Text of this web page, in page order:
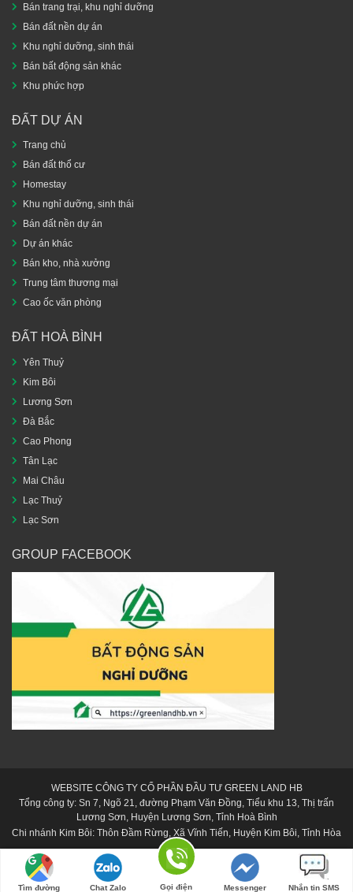
Bán trang trại, khu nghỉ dưỡng
Bán đất nền dự án
Khu nghỉ dưỡng, sinh thái
Bán bất động sản khác
Khu phức hợp
ĐẤT DỰ ÁN
Trang chủ
Bán đất thổ cư
Homestay
Khu nghỉ dưỡng, sinh thái
Bán đất nền dự án
Dự án khác
Bán kho, nhà xưởng
Trung tâm thương mại
Cao ốc văn phòng
ĐẤT HOÀ BÌNH
Yên Thuỷ
Kim Bôi
Lương Sơn
Đà Bắc
Cao Phong
Tân Lạc
Mai Châu
Lạc Thuỷ
Lạc Sơn
GROUP FACEBOOK
WEBSITE CÔNG TY CỔ PHẦN ĐẦU TƯ GREEN LAND HB
Tổng công ty: Sn 7, Ngõ 21, đường Phạm Văn Đồng, Tiểu khu 13, Thị trấn
Lương Sơn, Huyện Lương Sơn, Tỉnh Hoà Bình
Chi nhánh Kim Bôi: Thôn Đầm Rừng, Xã Vĩnh Tiến, Huyện Kim Bôi, Tỉnh Hòa
Bình
Hotline: 0868.1987.68
Được phát triển bởi
Phạm Cảnh
Tìm đường Chat Zalo Gọi điện Messenger Nhắn tin SMS